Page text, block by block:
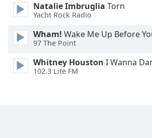
Natalie Imbruglia Torn
Yacht Rock Radio
Wham! Wake Me Up Before
97 The Point
Whitney Houston I Wanna
102.3 Lite FM